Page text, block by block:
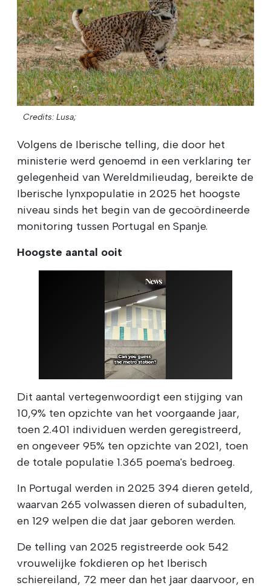
Credits: Lusa;
Volgens de Iberische telling, die door het
ministerie werd genoemd in een verklaring ter
gelegenheid van Wereldmilieudag, bereikte de
Iberische lynxpopulatie in 2025 het hoogste
niveau sinds het begin van de gecoördineerde
monitoring tussen Portugal en Spanje.
Hoogste aantal ooit
Dit aantal vertegenwoordigt een stijging van
10,9% ten opzichte van het voorgaande jaar,
toen 2.401 individuen werden geregistreerd,
en ongeveer 95% ten opzichte van 2021, toen
de totale populatie 1.365 poema's bedroeg.
In Portugal werden in 2025 394 dieren geteld,
waarvan 265 volwassen dieren of subadulten,
en 129 welpen die dat jaar geboren werden.
De telling van 2025 registreerde ook 542
vrouwelijke fokdieren op het Iberisch
schiereiland, 72 meer dan het jaar daarvoor, en